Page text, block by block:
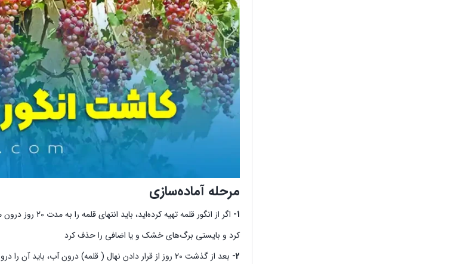
مرحله آماده‌سازی
1-
اگر از انگور
کرد و بایستی برگ‌های خشک و یا اضافی را حذف کرد
2-
بعد از گذشت 20 روز از قرار دادن نهال ( قلمه) درون